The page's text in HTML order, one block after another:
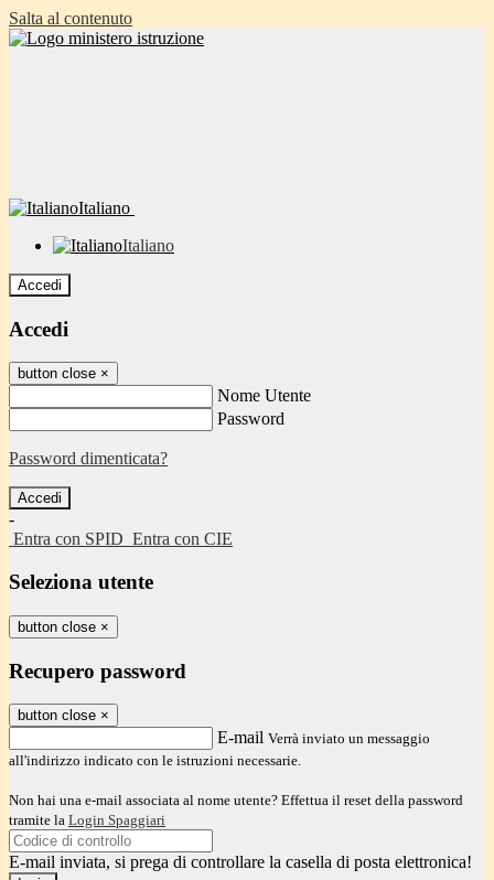
Salta al contenuto
Italiano
Italiano
Accedi
Accedi
button close ×
Nome Utente
Password
Password dimenticata?
-
Entra con SPID Entra con CIE
Seleziona utente
button close ×
Recupero password
button close ×
E-mail Verrà inviato un messaggio
all'indirizzo indicato con le istruzioni necessarie.
Non hai una e-mail associata al nome utente? Effettua il reset della password
tramite la Login Spaggiari
E-mail inviata, si prega di controllare la casella di posta elettronica!